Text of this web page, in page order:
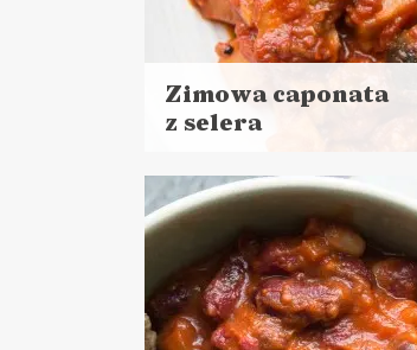
Zimowa caponata
z selera
więcej
Czas przygotowania: do 45
DANIA GŁÓWNE
LUNCHE
ZIMOWE LUNCHE DO